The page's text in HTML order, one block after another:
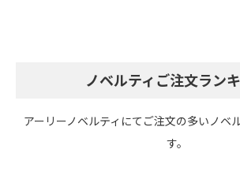
ノベルティご注文ラン
アーリーノベルティにてご注文の多いノベ
す。